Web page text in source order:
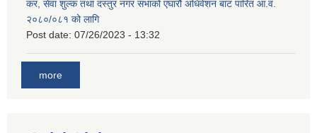
कर, सेवा शुल्क तथा दस्तुर नगर सभाको एघारौं अधिवेशन बाट पारित आ.व.
२०८०/०८१ को लागि
Post date: 07/26/2023 - 13:32
more